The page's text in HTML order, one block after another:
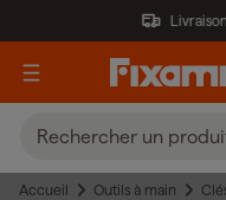
Accueil Outils à main